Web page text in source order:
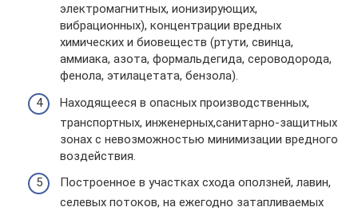
электромагнитных, ионизирующих,
вибрационных), концентрации вредных
химических и биовеществ (ртути, свинца,
аммиака, азота, формальдегида, сероводорода,
фенола, этилацетата, бензола).
Находящееся в опасных производственных,
транспортных, инженерных,санитарно-защитных
зонах с невозможностью минимизации вредного
воздействия.
Построенное в участках схода оползней, лавин,
селевых потоков, на ежегодно затапливаемых